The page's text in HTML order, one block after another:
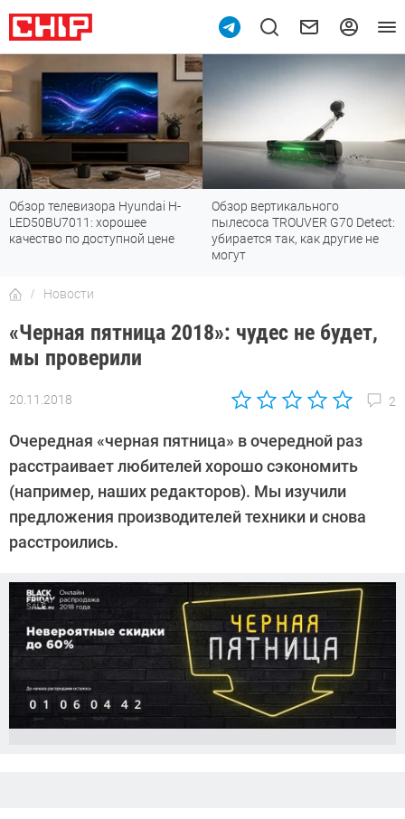
Обзор телевизора Hyundai H-
LED50BU7011: хорошее
качество по доступной цене
Обзор вертикального
пылесоса TROUVER G70 Detect:
убирается так, как другие не
могут
Новости
«Черная пятница 2018»: чудес не будет,
мы проверили
20.11.2018 2
Автор:
Воробьев
Очередная «черная пятница» в очередной раз
расстраивает любителей хорошо сэкономить
(например, наших редакторов). Мы изучили
предложения производителей техники и снова
расстроились.